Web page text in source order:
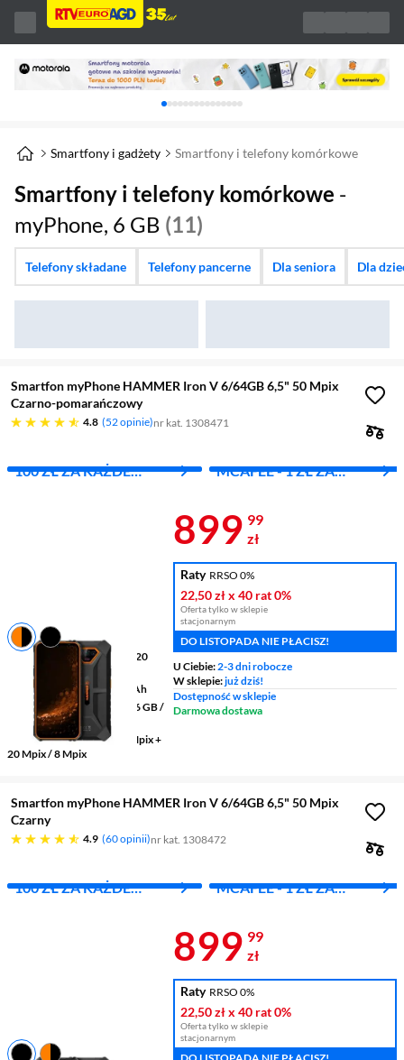
Karuzela z banerami, aktualny element 1 z
Smartfony i gadżety Smartfony i telefony komórkowe
Smartfony i telefony komórkowe -
myPhone, 6 GB (11)
Telefony składane Telefony pancerne Dla seniora Dla
Smartfon myPhone HAMMER Iron V 6/64GB 6,5" 50 Mpix
Czarno-pomarańczowy
4.8
4.8 gwiazdek 52 opinie nr kat. 1308471
100 ZŁ ZA KAŻDE
MCAFEE - 1 ZŁ ZA
Wyświetlacz
6,5 " 1600 x 720
pikseli IPS
Pojemność baterii 6320 mAh
Pamięć RAM/wewnętrzna
6 GB /
64 GB
Aparaty tylny/przedni
50 Mpix +
20 Mpix / 8 Mpix
Cena 899,99
899 99
zł
Raty RRSO 0%
22,50 złx 40 rat0%
Oferta tylko w sklepie
stacjonarnym
DO LISTOPADA NIE PŁACISZ!
U Ciebie:2-3 dni robocze
W sklepie:już dziś!
Dostępność w sklepie
Darmowa dostawa
Smartfon myPhone HAMMER Iron V 6/64GB 6,5" 50 Mpix
Czarny
4.9
4.9 gwiazdek 60 opinii nr kat. 1308472
100 ZŁ ZA KAŻDE
MCAFEE - 1 ZŁ ZA
Cena 899,99
899 99
zł
Raty RRSO 0%
22,50 złx 40 rat0%
Oferta tylko w sklepie
stacjonarnym